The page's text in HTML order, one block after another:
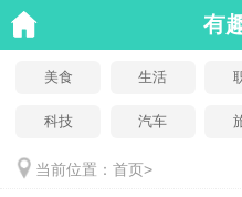
有
美食 生活
科技 汽车
当前位置： 首页>